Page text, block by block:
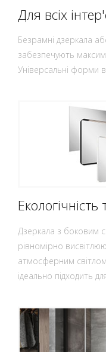
Для всіх
Безрамні дзеркала
забезпечують
Універсальні форми
Екологічність
Дзеркала з боковим
рівномірно
атмосферним
ідеально підходить